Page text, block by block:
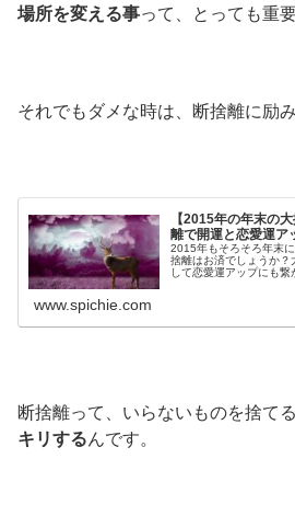
場所を変える事って、とっても重
それでもダメな時は、断捨離に励み
【2015年の年末の
離で開運と恋愛運ア
2015年もそろそろ年末
捨離はお済でしょうか？
して恋愛運アップにも
www.spichie.com
断捨離って、いらないものを捨て
キリするんです。